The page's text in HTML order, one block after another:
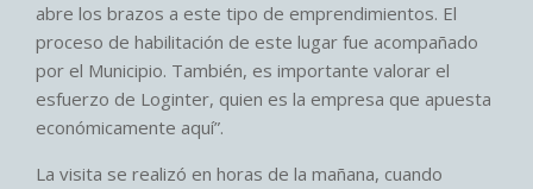
abre los brazos a este tipo de emprendimientos. El
proceso de habilitación de este lugar fue acompañado
por el Municipio. También, es importante valorar el
esfuerzo de Loginter, quien es la empresa que apuesta
económicamente aquí”.
La visita se realizó en horas de la mañana, cuando